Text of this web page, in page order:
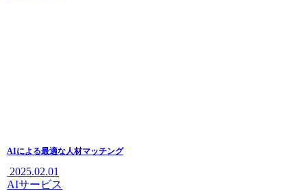
AIによる最適な人材マッチング
2025.02.01
AIサービス